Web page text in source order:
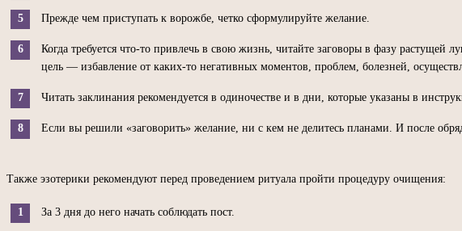
Прежде чем приступать к ворожбе, четко сформулируйте желание.
Когда требуется что-то привлечь в свою жизнь, читайте заговоры в фазу растущей
цель — избавление от каких-то негативных моментов, проблем, болезней,
Читать заклинания рекомендуется в одиночестве и в дни, которые указаны в
Если вы решили «заговорить» желание, ни с кем не делитесь планами. И после
Также эзотерики рекомендуют перед проведением ритуала пройти процедуру очищения:
За 3 дня до него начать соблюдать пост.